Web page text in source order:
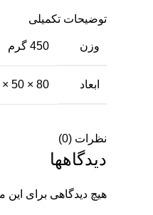
توضیحات تکمیلی
وزن 450 گرم
ابعاد 80 × 50 × 45 میلی‌متر
نظرات (0)
دیدگاهها
هیچ دیدگاهی برای